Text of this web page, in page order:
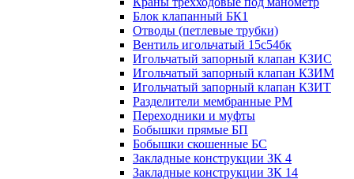
Блок клапанный БК1
Отводы (петлевые трубки)
Вентиль игольчатый 15с54бк
Игольчатый запорный клапан КЗИС
Игольчатый запорный клапан КЗИМ
Игольчатый запорный клапан КЗИТ
Разделители мембранные РМ
Переходники и муфты
Бобышки прямые БП
Бобышки скошенные БС
Закладные конструкции ЗК 4
Закладные конструкции ЗК 14